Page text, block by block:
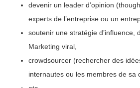
devenir un leader d’opinion
experts de l’entreprise ou un
soutenir une stratégie d’influence,
Marketing viral,
crowdsourcer (rechercher des
internautes ou les membres de sa